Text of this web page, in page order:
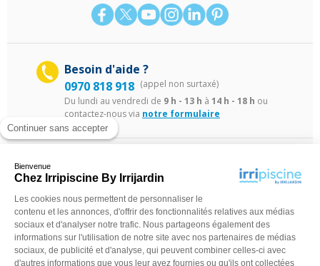
Continuer sans accepter
Bienvenue
Chez Irripiscine By Irrijardin
Les cookies nous permettent de personnaliser le
contenu et les annonces, d'offrir des fonctionnalités relatives aux médias
sociaux et d'analyser notre trafic. Nous partageons également des
informations sur l'utilisation de notre site avec nos partenaires de médias
sociaux, de publicité et d'analyse, qui peuvent combiner celles-ci avec
d'autres informations que vous leur avez fournies ou qu'ils ont collectées
Besoin d'aide ?
0970 818 918 (appel non surtaxé)
Du lundi au vendredi de 9 h - 13 h à 14 h - 18 h ou
contactez-nous via notre formulaire
©Irripiscine 2025 Conditions générales de ventes Mentions